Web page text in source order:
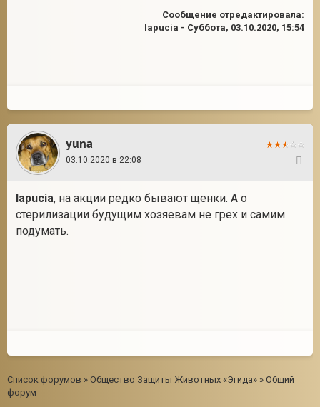
Сообщение отредактировала:
lapucia - Суббота, 03.10.2020, 15:54
yuna
03.10.2020 в 22:08
lapucia, на акции редко бывают щенки. А о
стерилизации будущим хозяевам не грех и самим
подумать.
Список форумов » Общество Защиты Животных «Эгида» » Общий
форум